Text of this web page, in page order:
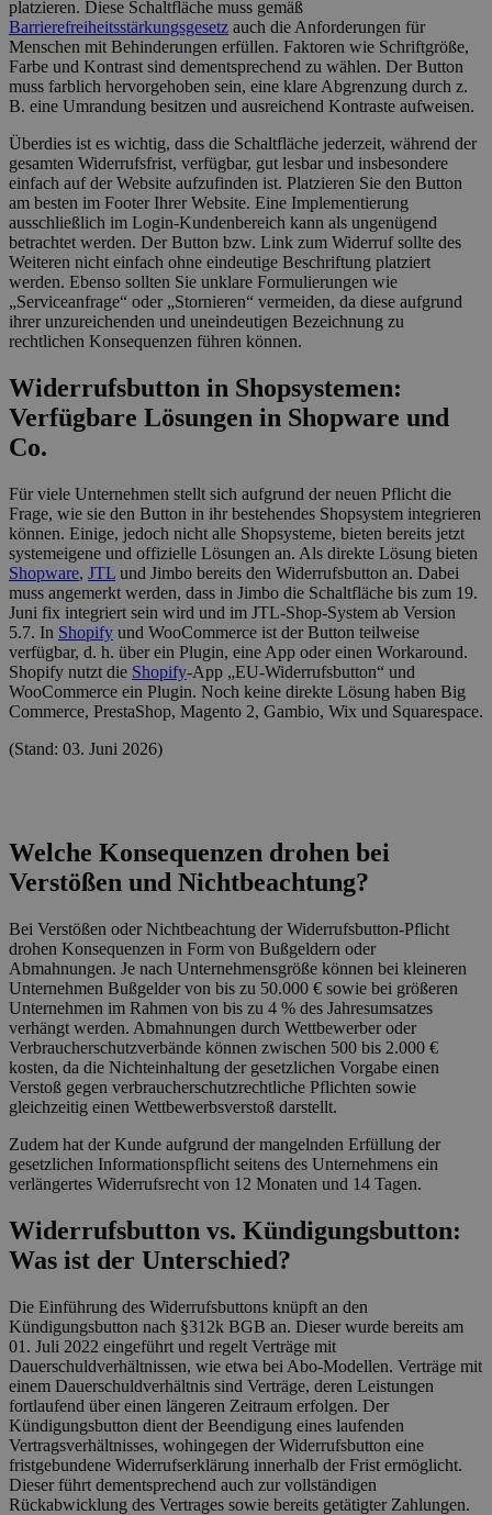
platzieren. Diese Schaltfläche muss gemäß
Barrierefreiheitsstärkungsgesetz auch die Anforderungen für
Menschen mit Behinderungen erfüllen. Faktoren wie Schriftgröße,
Farbe und Kontrast sind dementsprechend zu wählen. Der Button
muss farblich hervorgehoben sein, eine klare Abgrenzung durch z.
B. eine Umrandung besitzen und ausreichend Kontraste aufweisen.
Überdies ist es wichtig, dass die Schaltfläche jederzeit, während der
gesamten Widerrufsfrist, verfügbar, gut lesbar und insbesondere
einfach auf der Website aufzufinden ist. Platzieren Sie den Button
am besten im Footer Ihrer Website. Eine Implementierung
ausschließlich im Login-Kundenbereich kann als ungenügend
betrachtet werden. Der Button bzw. Link zum Widerruf sollte des
Weiteren nicht einfach ohne eindeutige Beschriftung platziert
werden. Ebenso sollten Sie unklare Formulierungen wie
„Serviceanfrage“ oder „Stornieren“ vermeiden, da diese aufgrund
ihrer unzureichenden und uneindeutigen Bezeichnung zu
rechtlichen Konsequenzen führen können.
Widerrufsbutton in Shopsystemen:
Verfügbare Lösungen in Shopware und
Co.
Für viele Unternehmen stellt sich aufgrund der neuen Pflicht die
Frage, wie sie den Button in ihr bestehendes Shopsystem integrieren
können. Einige, jedoch nicht alle Shopsysteme, bieten bereits jetzt
systemeigene und offizielle Lösungen an. Als direkte Lösung bieten
Shopware, JTL und Jimbo bereits den Widerrufsbutton an. Dabei
muss angemerkt werden, dass in Jimbo die Schaltfläche bis zum 19.
Juni fix integriert sein wird und im JTL-Shop-System ab Version
5.7. In Shopify und WooCommerce ist der Button teilweise
verfügbar, d. h. über ein Plugin, eine App oder einen Workaround.
Shopify nutzt die Shopify-App „EU-Widerrufsbutton“ und
WooCommerce ein Plugin. Noch keine direkte Lösung haben Big
Commerce, PrestaShop, Magento 2, Gambio, Wix und Squarespace.
(Stand: 03. Juni 2026)
Welche Konsequenzen drohen bei
Verstößen und Nichtbeachtung?
Bei Verstößen oder Nichtbeachtung der Widerrufsbutton-Pflicht
drohen Konsequenzen in Form von Bußgeldern oder
Abmahnungen. Je nach Unternehmensgröße können bei kleineren
Unternehmen Bußgelder von bis zu 50.000 € sowie bei größeren
Unternehmen im Rahmen von bis zu 4 % des Jahresumsatzes
verhängt werden. Abmahnungen durch Wettbewerber oder
Verbraucherschutzverbände können zwischen 500 bis 2.000 €
kosten, da die Nichteinhaltung der gesetzlichen Vorgabe einen
Verstoß gegen verbraucherschutzrechtliche Pflichten sowie
gleichzeitig einen Wettbewerbsverstoß darstellt.
Zudem hat der Kunde aufgrund der mangelnden Erfüllung der
gesetzlichen Informationspflicht seitens des Unternehmens ein
verlängertes Widerrufsrecht von 12 Monaten und 14 Tagen.
Widerrufsbutton vs. Kündigungsbutton:
Was ist der Unterschied?
Die Einführung des Widerrufsbuttons knüpft an den
Kündigungsbutton nach §312k BGB an. Dieser wurde bereits am
01. Juli 2022 eingeführt und regelt Verträge mit
Dauerschuldverhältnissen, wie etwa bei Abo-Modellen. Verträge mit
einem Dauerschuldverhältnis sind Verträge, deren Leistungen
fortlaufend über einen längeren Zeitraum erfolgen. Der
Kündigungsbutton dient der Beendigung eines laufenden
Vertragsverhältnisses, wohingegen der Widerrufsbutton eine
fristgebundene Widerrufserklärung innerhalb der Frist ermöglicht.
Dieser führt dementsprechend auch zur vollständigen
Rückabwicklung des Vertrages sowie bereits getätigter Zahlungen.